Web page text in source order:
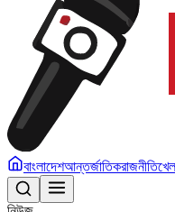
বাংলাদেশআন্তর্জাতিকরাজনীতি